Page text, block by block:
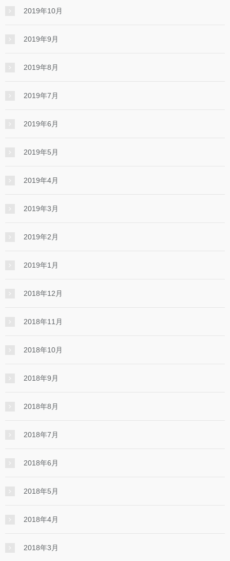
2019年10月
2019年9月
2019年8月
2019年7月
2019年6月
2019年5月
2019年4月
2019年3月
2019年2月
2019年1月
2018年12月
2018年11月
2018年10月
2018年9月
2018年8月
2018年7月
2018年6月
2018年5月
2018年4月
2018年3月